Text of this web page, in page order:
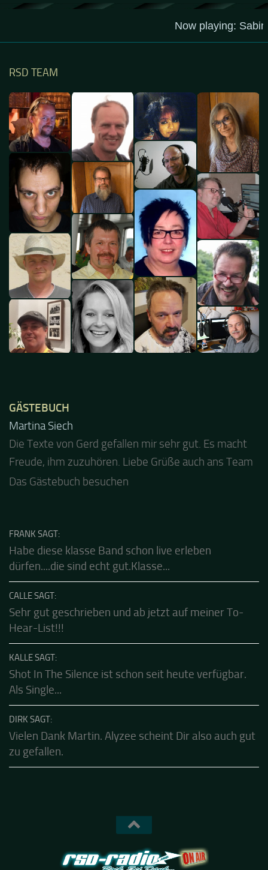
RSD TEAM
GÄSTEBUCH
Jacel
Guten Abend und auch von uns nochmals besten
Dank für die tolle Mucke zur Party! Der aktuelle Live
FRANK SAGT:
dürfen....die sind echt gut.Klasse...
CALLE SAGT:
Hear-List!!!
KALLE SAGT:
Als Single...
DIRK SAGT: